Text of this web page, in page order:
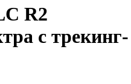
R2
с трекинг-